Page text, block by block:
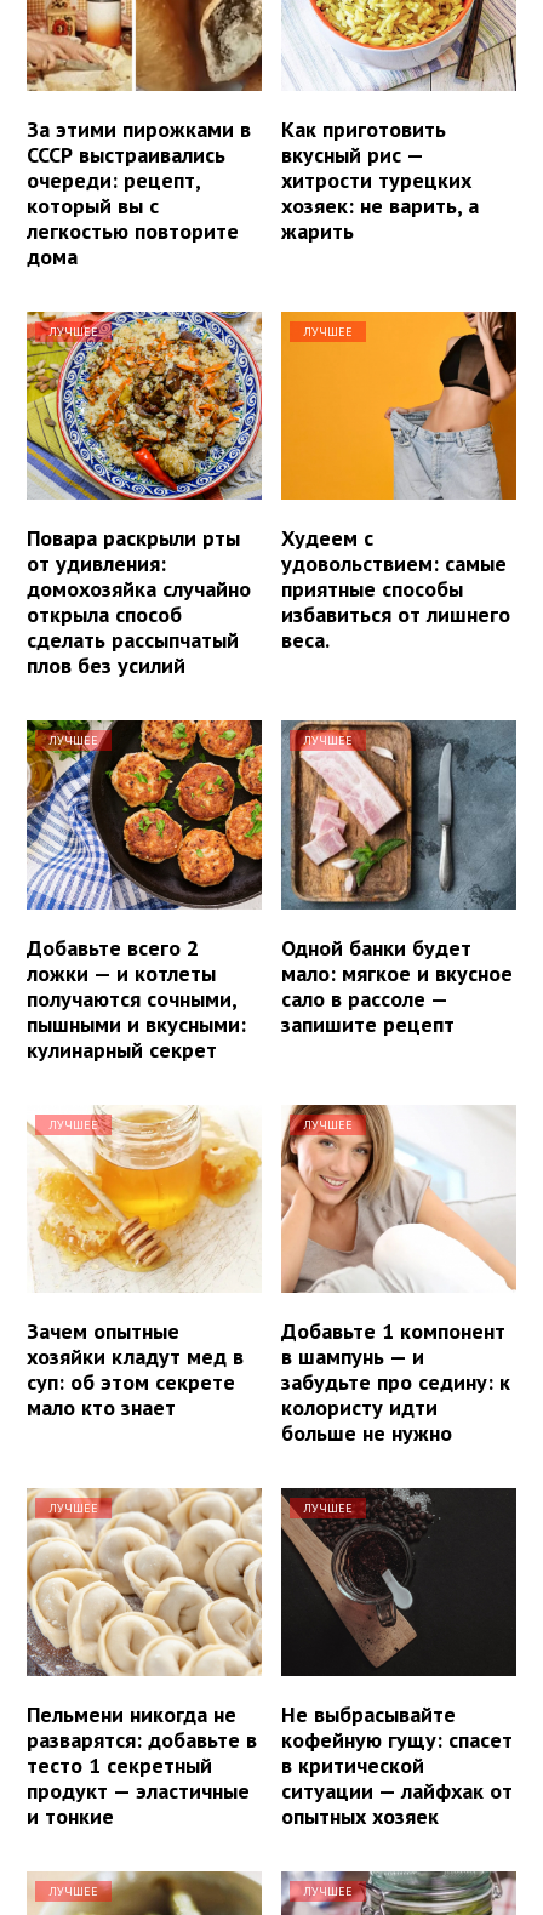
За этими пирожками в
СССР выстраивались
очереди: рецепт,
который вы с
легкостью повторите
дома
Как приготовить
вкусный рис —
хитрости турецких
хозяек: не варить, а
жарить
ЛУЧШЕЕ
Повара раскрыли рты
от удивления:
домохозяйка случайно
открыла способ
сделать рассыпчатый
плов без усилий
ЛУЧШЕЕ
Худеем с
удовольствием: самые
приятные способы
избавиться от лишнего
веса.
ЛУЧШЕЕ
Добавьте всего 2
ложки — и котлеты
получаются сочными,
пышными и вкусными:
кулинарный секрет
ЛУЧШЕЕ
Одной банки будет
мало: мягкое и вкусное
сало в рассоле —
запишите рецепт
ЛУЧШЕЕ
Зачем опытные
хозяйки кладут мед в
суп: об этом секрете
мало кто знает
ЛУЧШЕЕ
Добавьте 1 компонент
в шампунь — и
забудьте про седину: к
колористу идти
больше не нужно
ЛУЧШЕЕ
Пельмени никогда не
разварятся: добавьте в
тесто 1 секретный
продукт — эластичные
и тонкие
ЛУЧШЕЕ
Не выбрасывайте
кофейную гущу: спасет
в критической
ситуации — лайфхак от
опытных хозяек
ЛУЧШЕЕ ЛУЧШЕЕ